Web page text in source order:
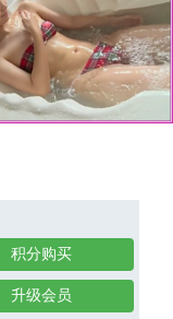
积分购买
升级会员